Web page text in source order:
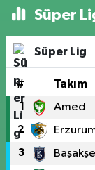
Süper
Süper Lig
# Takım
1 Amed
2
3